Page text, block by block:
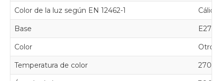
Color de la luz según EN 12462-1
Base E27
Color Otros
Temperatura de color 2700